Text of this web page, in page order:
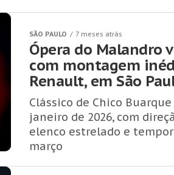
SÃO PAULO 7 meses atrás
Ópera do Malandro
com montagem
Renault, em São
Clássico de Chico
janeiro de 2026, com
elenco estrelado e
março